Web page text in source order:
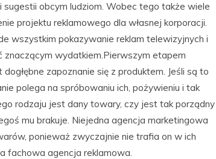
sugestii obcym ludziom. Wobec tego także wiele
projektu reklamowego dla własnej korporacji.
wszystkim pokazywanie reklam telewizyjnych i
wydatkiem.Pierwszym etapem
zapoznanie się z produktem. Jeśli są to
polega na spróbowaniu ich, pożywieniu i tak
rodzaju jest dany towary, czy jest tak porządny
mu brakuje. Niejedna agencja marketingowa
ponieważ zwyczajnie nie trafia on w ich
fachowa agencja reklamowa.